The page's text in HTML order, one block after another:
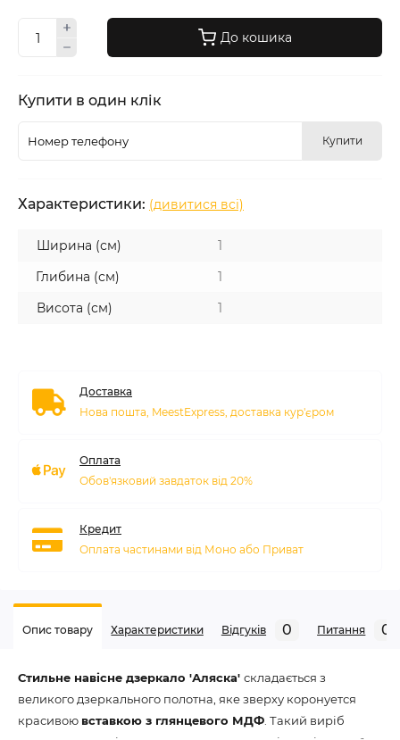
До кошика
Купити в один клік
Купити
Характеристики: (дивитися всі)
Ширина (см)
1
Глибина (см)
1
Висота (см)
1
Доставка
Нова пошта, MeestExpress, доставка кур'єром
Оплата
Обов'язковий завдаток від 20%
Кредит
Оплата частинами від Моно або Приват
Опис товару Характеристики Відгуків 0 Питання 0
Стильне навісне дзеркало 'Аляска' складається з
великого дзеркального полотна, яке зверху коронуется
красивою вставкою з глянцевого МДФ . Такий виріб